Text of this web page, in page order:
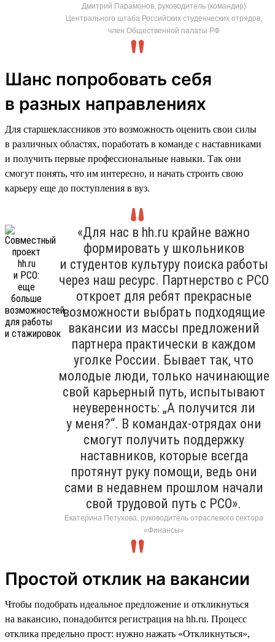
Дмитрий Парамонов, руководитель (командир)
Центрального штаба Российских студенческих отрядов,
член Общественной палаты РФ
Шанс попробовать себя
в разных направлениях
Для старшеклассников это возможность оценить свои силы
в различных областях, поработать в команде с наставниками
и получить первые профессиональные навыки. Так они
смогут понять, что им интересно, и начать строить свою
карьеру еще до поступления в вуз.
«Для нас в hh.ru крайне важно
формировать у школьников
и студентов культуру поиска работы
через наш ресурс. Партнерство с РСО
откроет для ребят прекрасные
возможности выбрать подходящие
вакансии из массы предложений
партнера практически в каждом
уголке России. Бывает так, что
молодые люди, только начинающие
свой карьерный путь, испытывают
неуверенность: „А получится ли
у меня?“. В командах-отрядах они
смогут получить поддержку
наставников, которые всегда
протянут руку помощи, ведь они
сами в недавнем прошлом начали
свой трудовой путь с РСО».
Екатерина Петухова, руководитель отраслевого сектора
«Финансы»
Простой отклик на вакансии
Чтобы подобрать идеальное предложение и откликнуться
на вакансию, понадобится регистрация на hh.ru. Процесс
отклика предельно прост: нужно нажать «Откликнуться»,